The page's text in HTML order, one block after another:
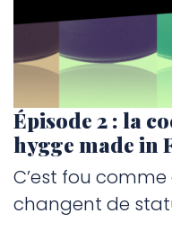
Épisode 2 : la
hygge made in
C’est fou
changent de